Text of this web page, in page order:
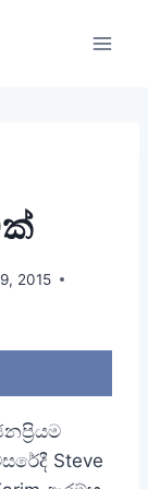
2015
Steve